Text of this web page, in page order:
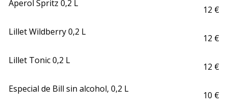
Aperol Spritz 0,2 L
12 €
Lillet Wildberry 0,2 L
12 €
Lillet Tonic 0,2 L
12 €
Especial de Bill sin alcohol, 0,2 L
10 €